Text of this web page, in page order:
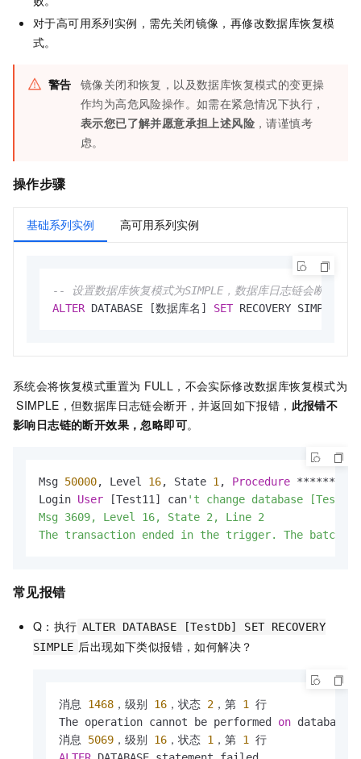
对于高可用系列实例，需先关闭镜像，再修改数据库恢复模
式。
警告 镜像关闭和恢复，以及数据库恢复模式的变更操
作均为高危风险操作。如需在紧急情况下执行，
表示您已了解并愿意承担上述风险 ，请谨慎考
虑。
操作步骤
基础系列实例 高可用系列实例
-- 设置数据库恢复模式为SIMPLE，数据库日志链会断开
ALTER DATABASE [数据库名] SET RECOVERY SIMPLE;
系统会将恢复模式重置为 FULL，不会实际修改数据库恢复模式为
SIMPLE，但数据库日志链会断开，并返回如下报错， 此报错不
影响日志链的断开效果，忽略即可。
Msg 50000, Level 16, State 1, Procedure ******
Login User [Test11] can't change database
Msg 3609, Level 16, State 2, Line 2
The transaction ended in the trigger. The batch
常见报错
Q：执行 ALTER DATABASE [TestDb] SET RECOVERY
SIMPLE 后出现如下类似报错，如何解决？
消息 1468 ，级别 16 ，状态 2 ，第 1
行
The operation cannot be performed on
消息 5069 ，级别 16 ，状态 1 ，第 1